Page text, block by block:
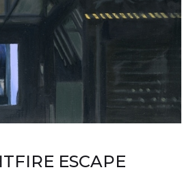
ESCAPE